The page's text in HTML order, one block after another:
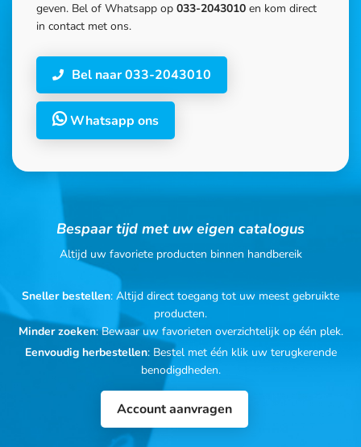
geven. Bel of Whatsapp op 033-2043010 en kom direct
in contact met ons.
Bel naar 033-2043010
Whatsapp ons
Bespaar tijd met uw eigen catalogus
Altijd uw favoriete producten binnen handbereik
Sneller bestellen: Altijd direct toegang tot uw meest gebruikte
producten.
Minder zoeken: Bewaar uw favorieten overzichtelijk op één plek.
Eenvoudig herbestellen: Bestel met één klik uw terugkerende
benodigdheden.
Account aanvragen